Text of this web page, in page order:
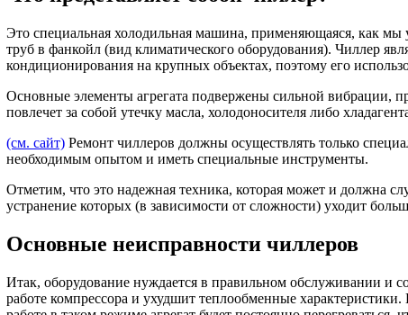
Это специальная холодильная машина, применяющаяся, как мы
труб в фанкойл (вид климатического оборудования). Чиллер
кондиционирования на крупных объектах, поэтому его
Основные элементы агрегата подвержены сильной вибрации,
повлечет за собой утечку масла, холодоносителя либо
(см. сайт) Ремонт чиллеров должны осуществлять только
необходимым опытом и иметь специальные инструменты.
Отметим, что это надежная техника, которая может и должна
устранение которых (в зависимости от сложности) уходит
Основные неисправности чиллеров
Итак, оборудование нуждается в правильном обслуживании и
работе компрессора и ухудшит теплообменные